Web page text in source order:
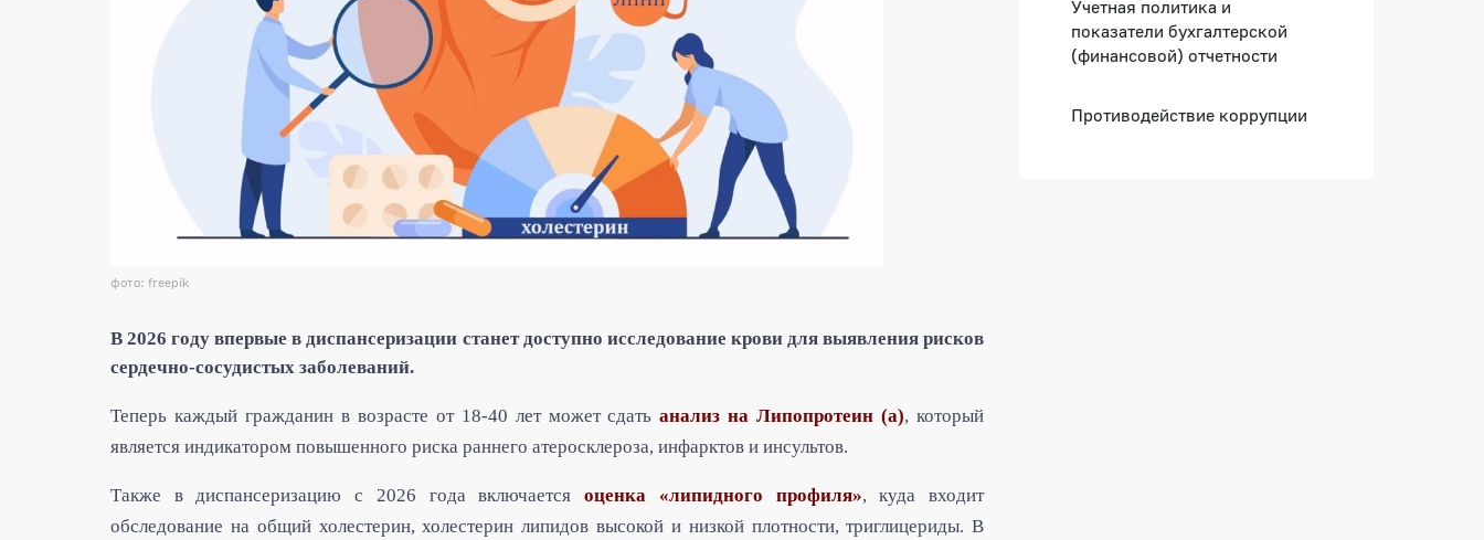
фото: freepik
В 2026 году впервые в диспансеризации станет доступно исследование крови для выявления рисков
сердечно-сосудистых заболеваний.
Теперь каждый гражданин в возрасте от 18-40 лет может сдатьанализ на Липопротеин (а), который
является индикатором повышенного риска раннего атеросклероза, инфарктов и инсультов.
Также в диспансеризацию с 2026 года включаетсяоценка «липидного профиля», куда входит
обследование на общий холестерин, холестерин липидов высокой и низкой плотности, триглицериды. В
Учетная политика и
показатели бухгалтерской
(финансовой) отчетности
Противодействие коррупции